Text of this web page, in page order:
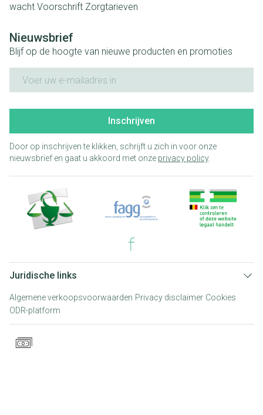
wacht Voorschrift Zorgtarieven
Nieuwsbrief
Blijf op de hoogte van nieuwe producten en promoties
Inschrijven
Door op inschrijven te klikken, schrijft u zich in voor onze
nieuwsbrief en gaat u akkoord met onze privacy policy.
Juridische links
Algemene verkoopsvoorwaarden Privacy disclaimer Cookies
ODR-platform